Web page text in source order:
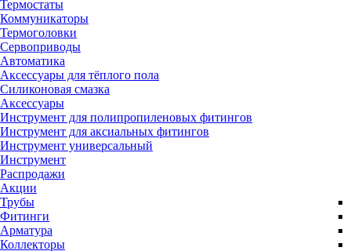
Термостаты
Коммуникаторы
Термоголовки
Сервоприводы
Автоматика
Аксессуары для тёплого пола
Силиконовая смазка
Аксессуары
Инструмент для полипропиленовых фитингов
Инструмент для аксиальных фитингов
Инструмент универсальный
Инструмент
Распродажи
Акции
Трубы
Фитинги
Арматура
Коллекторы